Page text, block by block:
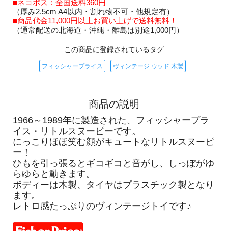
■ネコポス：全国送料360円
（厚み2.5cm A4以内・割れ物不可・他規定有）
■商品代金11,000円以上お買い上げで送料無料！
（通常配送の北海道・沖縄・離島は別途1,000円）
この商品に登録されているタグ
フィッシャープライス ヴィンテージ ウッド 木製
商品の説明
1966～1989年に製造された、フィッシャープラ
イス・リトルスヌーピーです。
にっこりほほ笑む顔がキュートなリトルスヌーピ
ー！
ひもを引っ張るとギコギコと音がし、しっぽがゆ
らゆらと動きます。
ボディーは木製、タイヤはプラスチック製となり
ます。
レトロ感たっぷりのヴィンテージトイです♪